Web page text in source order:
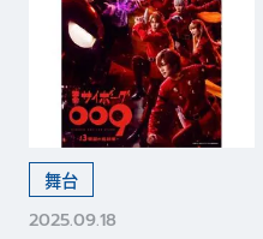
舞台
2025.09.18